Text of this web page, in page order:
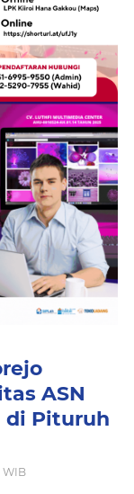
ASN
di Pituruh
WIB